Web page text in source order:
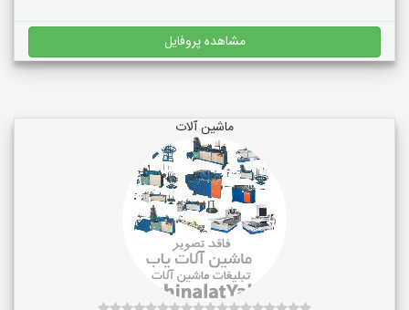
مشاهده پروفایل
ماشین آلات